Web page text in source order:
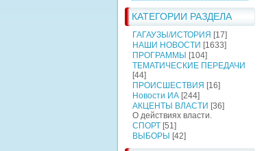
КАТЕГОРИИ РАЗДЕЛА
ГАГАУЗЫ/ИСТОРИЯ [17]
НАШИ НОВОСТИ [1633]
ПРОГРАММЫ [104]
ТЕМАТИЧЕСКИЕ ПЕРЕДАЧИ
[44]
ПРОИСШЕСТВИЯ [16]
Новости ИА [244]
АКЦЕНТЫ ВЛАСТИ [36]
О действиях власти.
СПОРТ [51]
ВЫБОРЫ [42]